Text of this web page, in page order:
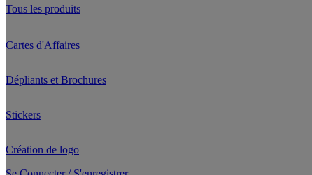
Tous les produits
Cartes d'Affaires
Dépliants et Brochures
Stickers
Création de logo